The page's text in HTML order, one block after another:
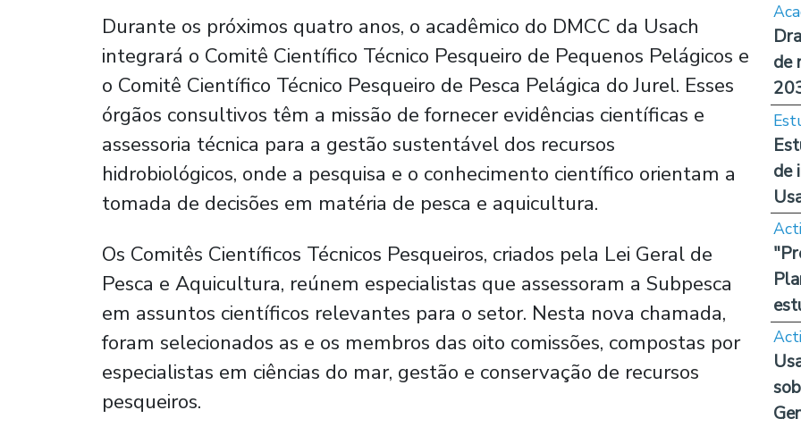
Durante os próximos quatro anos, o acadêmico do DMCC da Usach
integrará o Comitê Científico Técnico Pesqueiro de Pequenos Pelágicos e
o Comitê Científico Técnico Pesqueiro de Pesca Pelágica do Jurel. Esses
órgãos consultivos têm a missão de fornecer evidências científicas e
assessoria técnica para a gestão sustentável dos recursos
hidrobiológicos, onde a pesquisa e o conhecimento científico orientam a
tomada de decisões em matéria de pesca e aquicultura.
Os Comitês Científicos Técnicos Pesqueiros, criados pela Lei Geral de
Pesca e Aquicultura, reúnem especialistas que assessoram a Subpesca
em assuntos científicos relevantes para o setor. Nesta nova chamada,
foram selecionados as e os membros das oito comissões, compostas por
especialistas em ciências do mar, gestão e conservação de recursos
pesqueiros.
de
de